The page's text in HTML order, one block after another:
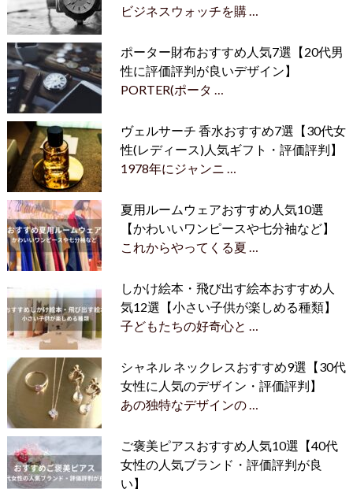
ビジネスウォッチを購 …
ポーター財布おすすめ人気7選【20代男
性に評価評判が良いデザイン】
PORTER(ポータ …
ヴェルサーチ 香水おすすめ7選【30代女
性(レディース)人気ギフト・評価評判】
1978年にジャンニ …
夏用ルームウェアおすすめ人気10選
【かわいいワンピースや七分袖など】
これからやってくる夏 …
しかけ絵本・飛び出す絵本おすすめ人
気12選【小さい子供が楽しめる種類】
子どもたちの好奇心と …
シャネル ネックレスおすすめ9選【30代
女性に人気のデザイン・評価評判】
あの独特なデザインの …
ご褒美ピアスおすすめ人気10選【40代
女性の人気ブランド・評価評判が良
い】